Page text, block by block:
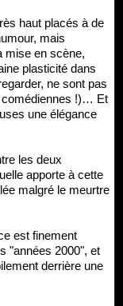
haut placés à de
mais
mise en scène,
plasticité dans
ne sont pas
comédiennes !)… Et
une élégance
les deux
apporte à cette
malgré le meurtre
est finement
"années 2000", et
derrière une